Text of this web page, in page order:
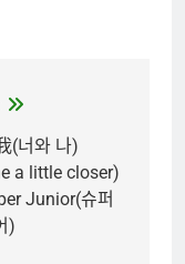
(너와 나)
a little closer)
Junior(슈퍼
)